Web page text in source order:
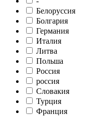
Белоруссия
Болгария
Германия
Италия
Литва
Польша
Россия
россия
Словакия
Турция
Франция